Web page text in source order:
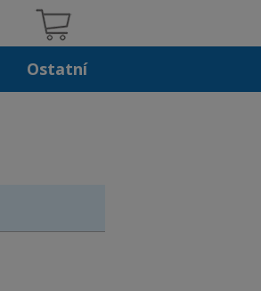
Ostatní